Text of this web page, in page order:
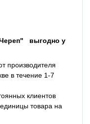
выгодно у
производителя
в течение 1-7
клиентов
товара на